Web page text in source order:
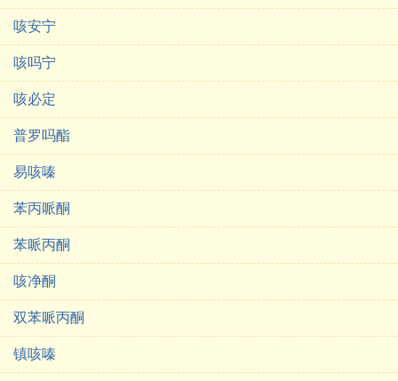
咳安宁
咳吗宁
咳必定
普罗吗酯
易咳嗪
苯丙哌酮
苯哌丙酮
咳净酮
双苯哌丙酮
镇咳嗪